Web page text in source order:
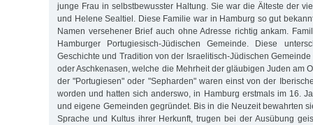
junge Frau in selbstbewusster Haltung. Sie war die Älteste der
und Helene Sealtiel. Diese Familie war in Hamburg so gut
Namen versehener Brief auch ohne Adresse richtig ankam.
Hamburger Portugiesisch-Jüdischen Gemeinde. Diese
Geschichte und Tradition von der Israelitisch-Jüdischen
oder Aschkenasen, welche die Mehrheit der gläubigen Juden am
der "Portugiesen" oder "Sepharden" waren einst von der
worden und hatten sich anderswo, in Hamburg erstmals im 16.
und eigene Gemeinden gegründet. Bis in die Neuzeit bewahrten
Sprache und Kultus ihrer Herkunft, trugen bei der Ausübung